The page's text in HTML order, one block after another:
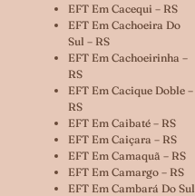
EFT Em Cacequi – RS
EFT Em Cachoeira Do
Sul – RS
EFT Em Cachoeirinha –
RS
EFT Em Cacique Doble –
RS
EFT Em Caibaté – RS
EFT Em Caiçara – RS
EFT Em Camaquã – RS
EFT Em Camargo – RS
EFT Em Cambará Do Sul